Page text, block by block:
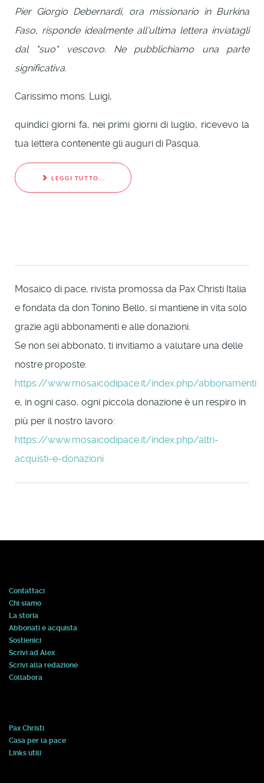
Pier Giorgio Debernardi, ora missionario in Burkina
Faso, risponde idealmente all'ultima lettera inviatagli
dal "suo" vescovo. Ne pubblichiamo una parte
significativa.
Carissimo mons. Luigi,
quindici giorni fa, nei primi giorni di luglio, ricevevo la
tua lettera contenente gli auguri di Pasqua.
LEGGI TUTTO...
Mosaico di pace, rivista promossa da Pax Christi Italia
e fondata da don Tonino Bello, si mantiene in vita solo
grazie agli abbonamenti e alle donazioni.
Se non sei abbonato, ti invitiamo a valutare una delle
nostre proposte:
https://www.mosaicodipace.it/index.php/abbonamenti
e, in ogni caso, ogni piccola donazione è un respiro in
più per il nostro lavoro:
https://www.mosaicodipace.it/index.php/altri-
acquisti-e-donazioni
Contattaci
Chi siamo
La storia
Abbonati e acquista
Sostienici
Scrivi ad Alex
Scrivi alla redazione
Collabora
Pax Christi
Casa per la pace
Links utili